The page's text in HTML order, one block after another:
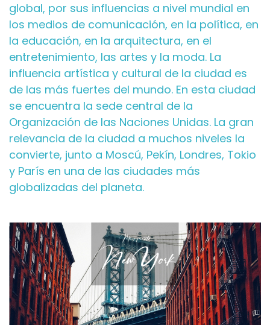
global, por sus influencias a nivel mundial en
los medios de comunicación, en la política, en
la educación, en la arquitectura, en el
entretenimiento, las artes y la moda. La
influencia artística y cultural de la ciudad es
de las más fuertes del mundo. En esta ciudad
se encuentra la sede central de la
Organización de las Naciones Unidas. La gran
relevancia de la ciudad a muchos niveles la
convierte, junto a Moscú, Pekín, Londres, Tokio
y París en una de las ciudades más
globalizadas del planeta.